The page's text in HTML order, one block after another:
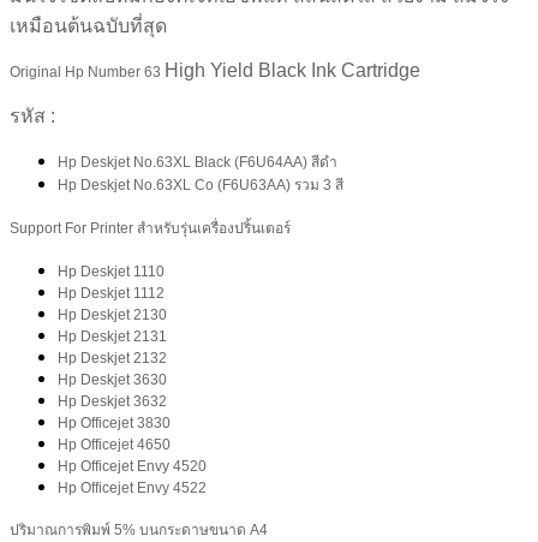
เหมือนต้นฉบับที่สุด
Original Hp Number 63 High Yield Black Ink Cartridge
รหัส :
Hp Deskjet No.63XL Black (F6U64AA) สีดำ
Hp Deskjet No.63XL Co (F6U63AA) รวม 3 สี
Support For Printer สำหรับรุ่นเครื่องปริ้นเตอร์
Hp Deskjet 1110
Hp Deskjet 1112
Hp Deskjet 2130
Hp Deskjet 2131
Hp Deskjet 2132
Hp Deskjet 3630
Hp Deskjet 3632
Hp Officejet 3830
Hp Officejet 4650
Hp Officejet Envy 4520
Hp Officejet Envy 4522
ปริมาณการพิมพ์ 5% บนกระดาษขนาด A4